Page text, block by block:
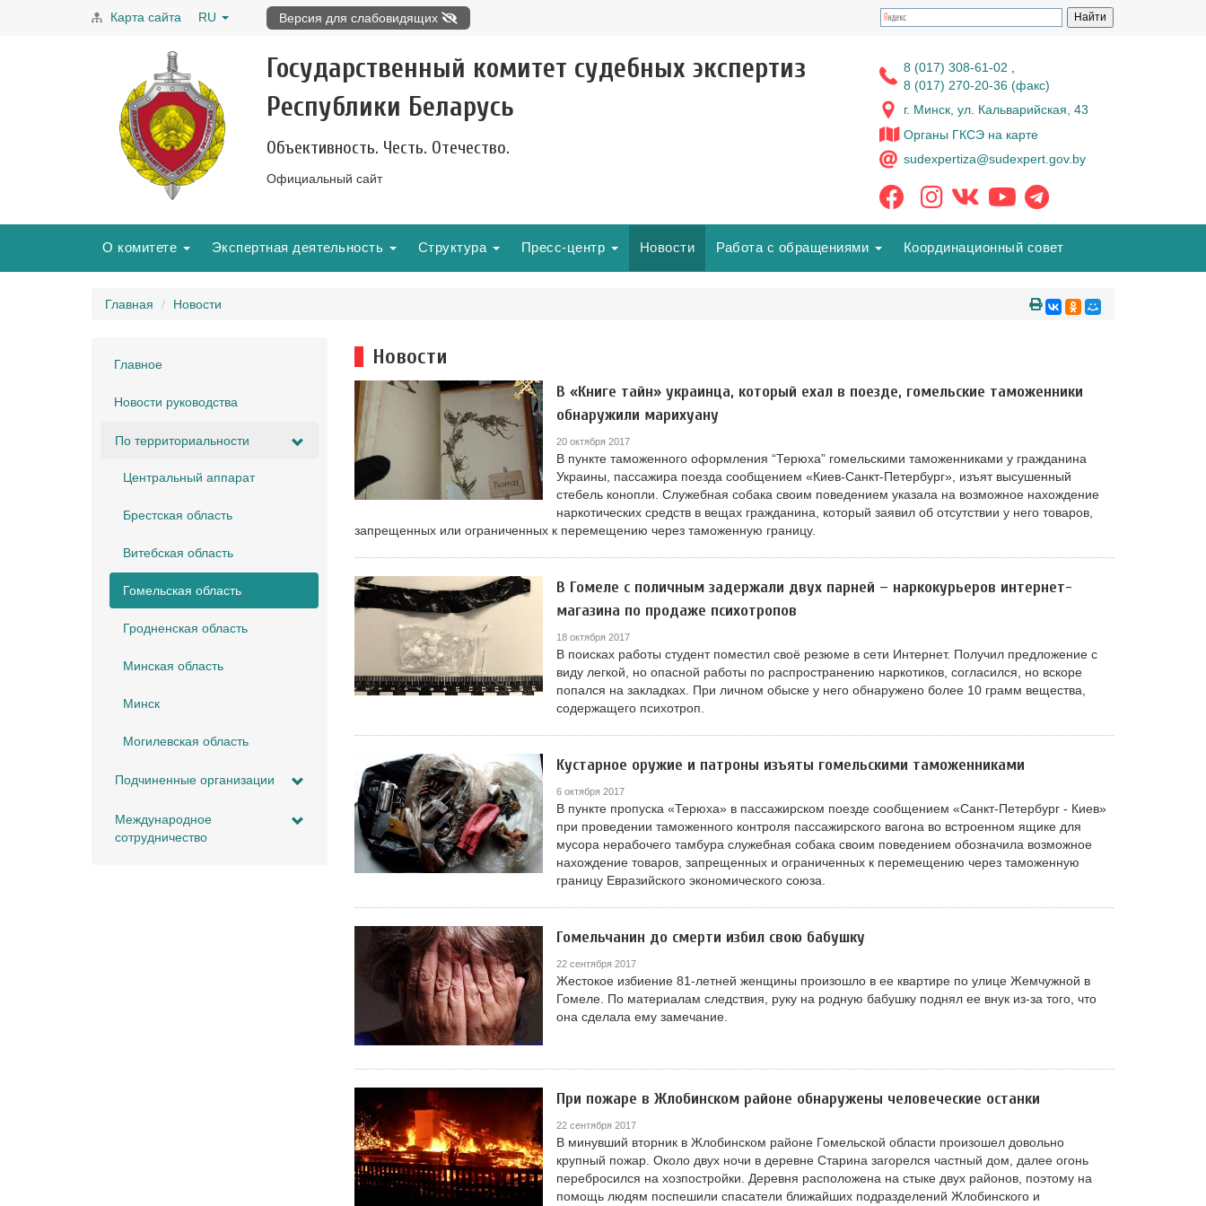
Карта сайта RU Версия для слабовидящих
Государственный комитет судебных экспертиз
Республики Беларусь
Объективность. Честь. Отечество.
Официальный сайт
8 (017) 308-61-02
8 (017) 270-20-36 (факс)
г. Минск, ул. Кальварийская, 43
Органы ГКСЭ на карте
sudexpertiza@sudexpert.gov.by
О комитете Экспертная деятельность Структура Пресс-центр Новости Работа с обращениями Координационный совет
Главная Новости
Главное
Новости руководства
По территориальности
Центральный аппарат
Брестская область
Витебская область
Гомельская область
Гродненская область
Минская область
Минск
Могилевская область
Подчиненные организации
Международное
сотрудничество
Новости
В «Книге тайн» украинца, который ехал в поезде, гомельские таможенники
обнаружили марихуану
20 октября 2017
В пункте таможенного оформления “Терюха” гомельскими таможенниками у гражданина
Украины, пассажира поезда сообщением «Киев-Санкт-Петербург», изъят высушенный
стебель конопли. Служебная собака своим поведением указала на возможное нахождение
наркотических средств в вещах гражданина, который заявил об отсутствии у него товаров,
запрещенных или ограниченных к перемещению через таможенную границу.
В Гомеле с поличным задержали двух парней – наркокурьеров интернет-
магазина по продаже психотропов
18 октября 2017
В поисках работы студент поместил своё резюме в сети Интернет. Получил предложение с
виду легкой, но опасной работы по распространению наркотиков, согласился, но вскоре
попался на закладках. При личном обыске у него обнаружено более 10 грамм вещества,
содержащего психотроп.
Кустарное оружие и патроны изъяты гомельскими таможенниками
6 октября 2017
В пункте пропуска «Терюха» в пассажирском поезде сообщением «Санкт-Петербург - Киев»
при проведении таможенного контроля пассажирского вагона во встроенном ящике для
мусора нерабочего тамбура служебная собака своим поведением обозначила возможное
нахождение товаров, запрещенных и ограниченных к перемещению через таможенную
границу Евразийского экономического союза.
Гомельчанин до смерти избил свою бабушку
22 сентября 2017
Жестокое избиение 81-летней женщины произошло в ее квартире по улице Жемчужной в
Гомеле. По материалам следствия, руку на родную бабушку поднял ее внук из-за того, что
она сделала ему замечание.
При пожаре в Жлобинском районе обнаружены человеческие останки
22 сентября 2017
В минувший вторник в Жлобинском районе Гомельской области произошел довольно
крупный пожар. Около двух ночи в деревне Старина загорелся частный дом, далее огонь
перебросился на хозпостройки. Деревня расположена на стыке двух районов, поэтому на
помощь людям поспешили спасатели ближайших подразделений Жлобинского и